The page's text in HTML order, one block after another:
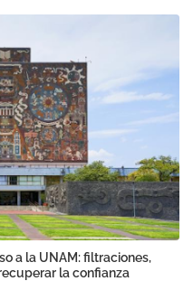
a la UNAM: filtraciones,
la confianza